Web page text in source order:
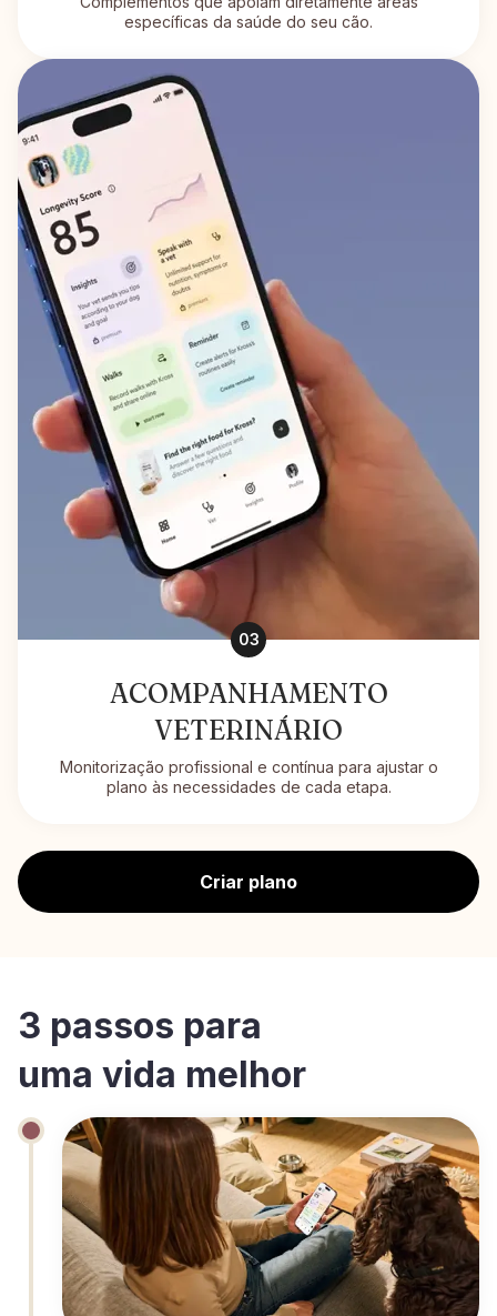
específicas da saúde do seu cão.
03
ACOMPANHAMENTO
VETERINÁRIO
Monitorização profissional e contínua para ajustar o
plano às necessidades de cada etapa.
Criar plano
3 passos para
uma vida melhor